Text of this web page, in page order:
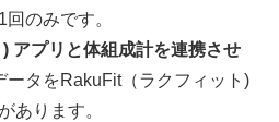
のみです。
アプリと体組成計を連携させ
ータをRakuFit（ラクフィット)
あります。